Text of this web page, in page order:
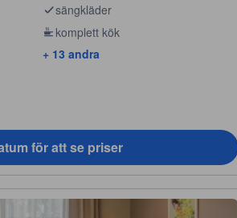
sängkläder
komplett kök
+ 13 andra
för att se priser